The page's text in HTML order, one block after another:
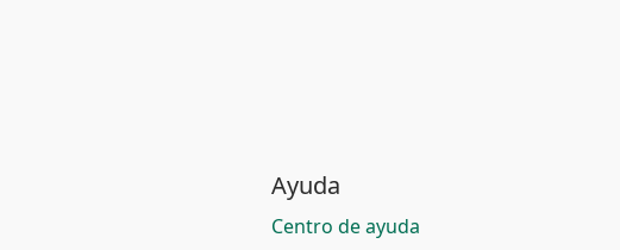
Ayuda
Centro de ayuda